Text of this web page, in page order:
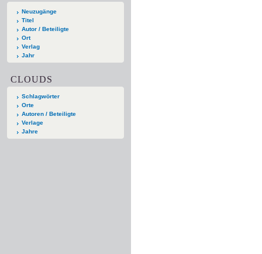
Neuzugänge
Titel
Autor / Beteiligte
Ort
Verlag
Jahr
CLOUDS
Schlagwörter
Orte
Autoren / Beteiligte
Verlage
Jahre